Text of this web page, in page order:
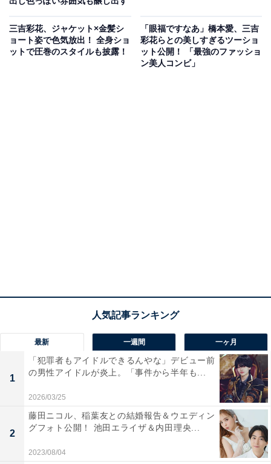
三吉彩花、ジャケット×金髪シ
ョート姿で色気放出！ 全身ショ
ットで圧巻のスタイルも披露！
「眼福ですなあ」橋本愛、三吉
彩花らとの美しすぎるツーショ
ット公開！ 「最強のファッショ
ン美人コンビ」
最新 一週間 一ヶ月
1
「犯罪者もアイドルできるんやな」デビュー前
の男性アイドルが炎上。「事件から半年も...
2026/03/25
2
藤田ニコル、稲葉友との結婚報告＆ウエディン
グフォト公開！ 池田エライザ＆内田理央...
2023/08/04